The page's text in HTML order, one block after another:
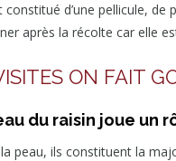
constitué d’une pellicule,
après la récolte car elle
ON FAIT
du raisin joue un
la peau, ils constituent la